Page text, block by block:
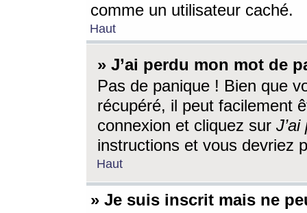
comme un utilisateur caché.
Haut
» J’ai perdu mon mot de
Pas de panique ! Bien que
récupéré, il peut facilement
connexion et cliquez sur
instructions et vous devriez
Haut
» Je suis inscrit mais ne